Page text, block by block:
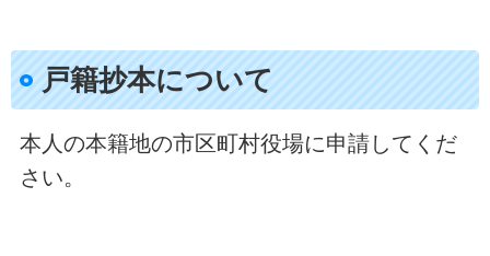
戸籍抄本について
本人の本籍地の市区町村役場に申請してくだ
さい。